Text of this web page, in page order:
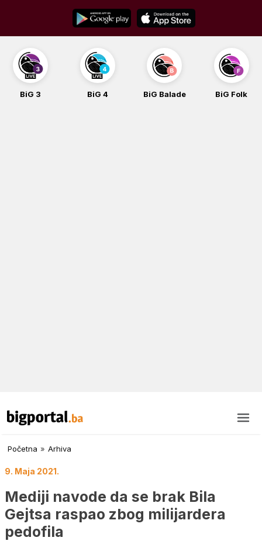
content
BiG Balade BiG Folk
Početna » Arhiva
9. Maja 2021.
Mediji navode da se brak Bila
Gejtsa raspao zbog milijardera
pedofila